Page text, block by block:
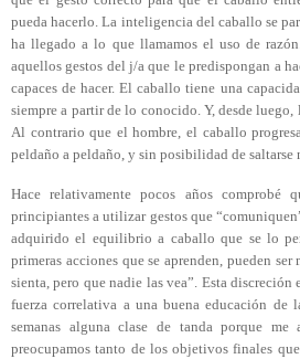
pueda hacerlo. La inteligencia del caballo se
ha llegado a lo que llamamos el uso de
aquellos gestos del j/a que le predispongan a
capaces de hacer. El caballo tiene una
siempre a partir de lo conocido. Y, desde luego,
Al contrario que el hombre, el caballo
peldaño a peldaño, y sin posibilidad de saltarse
Hace relativamente pocos años comprobé
principiantes a utilizar gestos que
adquirido el equilibrio a caballo que se lo
primeras acciones que se aprenden, pueden
sienta, pero que nadie las vea”. Esta discreción
fuerza correlativa a una buena educación de
semanas alguna clase de tanda porque
preocupamos tanto de los objetivos finales